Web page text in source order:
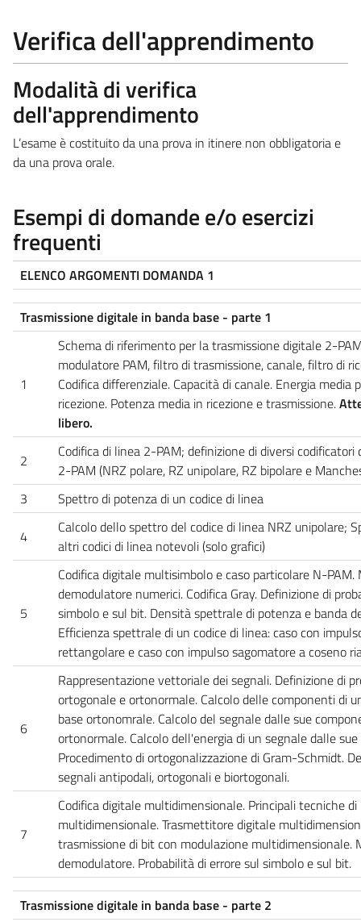
Verifica dell'apprendimento
Modalità di verifica
dell'apprendimento
L’esame è costituito da una prova in itinere non obbligatoria e
da una prova orale.
Esempi di domande e/o esercizi
frequenti
ELENCO ARGOMENTI DOMANDA 1
Trasmissione digitale in banda base - parte 1
1
Schema di riferimento per la trasmissione digitale 2-
modulatore PAM, filtro di trasmissione, canale, filtro di
Codifica differenziale. Capacità di canale. Energia media
ricezione. Potenza media in ricezione e trasmissione.
libero.
2
Codifica di linea 2-PAM; definizione di diversi
2-PAM (NRZ polare, RZ unipolare, RZ bipolare e
3
Spettro di potenza di un codice di linea
4
Calcolo dello spettro del codice di linea NRZ unipolare;
altri codici di linea notevoli (solo grafici)
5
Codifica digitale multisimbolo e caso particolare N-PAM.
demodulatore numerici. Codifica Gray. Definizione di
simbolo e sul bit. Densità spettrale di potenza e banda
Efficienza spettrale di un codice di linea: caso con
rettangolare e caso con impulso sagomatore a coseno
6
Rappresentazione vettoriale dei segnali. Definizione di
ortogonale e ortonormale. Calcolo delle componenti di
base ortonomrale. Calcolo del segnale dalle sue
ortonormale. Calcolo dell'energia di un segnale dalle
Procedimento di ortogonalizzazione di Gram-Schmidt.
segnali antipodali, ortogonali e biortogonali.
7
Codifica digitale multidimensionale. Principali tecniche
multidimensionale. Trasmettitore digitale
trasmissione di bit con modulazione multidimensionale.
demodulatore. Probabilità di errore sul simbolo e sul bit.
Trasmissione digitale in banda base - parte 2